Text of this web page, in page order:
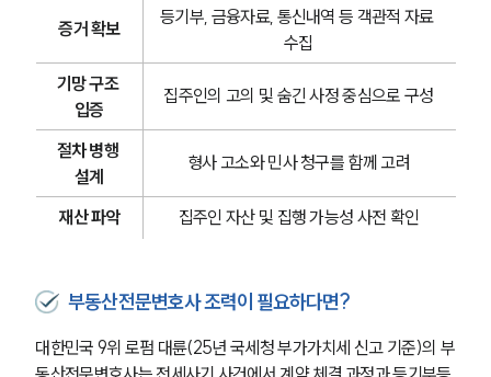
증거 확보
등기부, 금융자료, 통신내역 등 객관적 자료
수집
기망 구조
입증
집주인의 고의 및 숨긴 사정 중심으로 구성
절차 병행
설계
형사 고소와 민사 청구를 함께 고려
재산 파악 집주인 자산 및 집행 가능성 사전 확인
부동산전문변호사 조력이 필요하다면?
대한민국 9위 로펌 대륜(25년 국세청 부가가치세 신고 기준)의 부